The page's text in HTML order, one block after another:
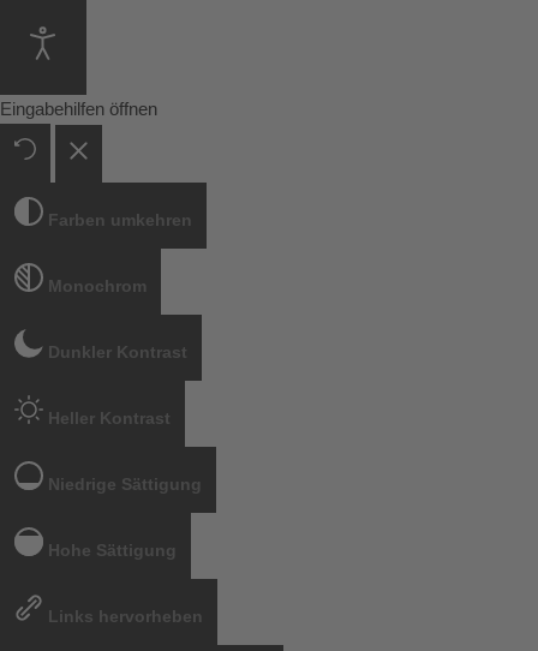
Eingabehilfen öffnen
Farben umkehren
Monochrom
Dunkler Kontrast
Heller Kontrast
Niedrige Sättigung
Hohe Sättigung
Links hervorheben